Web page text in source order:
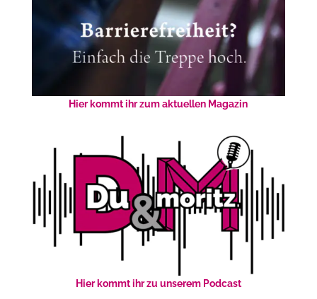
Hier kommt ihr zum aktuellen Magazin
Hier kommt ihr zu unserem Podcast